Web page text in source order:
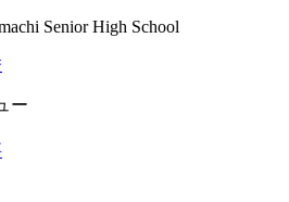
Senior High School
ー